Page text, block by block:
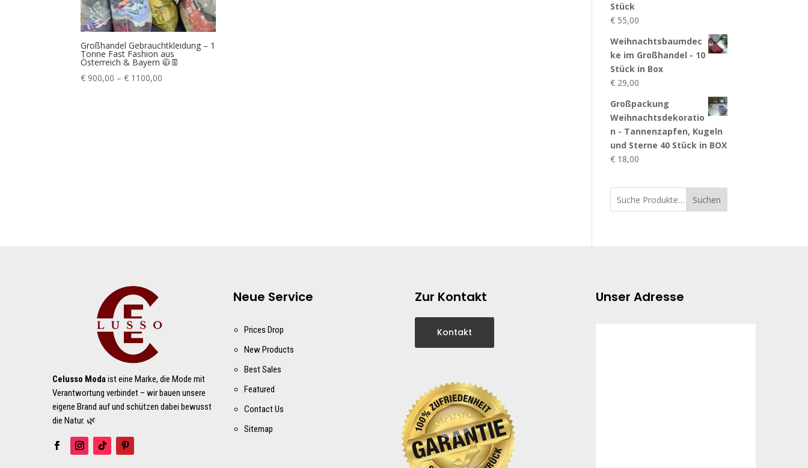
Großhandel Gebrauchtkleidung – 1
Tonne Fast Fashion aus
Österreich & Bayern 🧥👖
€ 900,00 –€ 1100,00
Stück
€ 55,00
Weihnachtsbaumdec
ke im Großhandel - 10
Stück in Box
€ 29,00
Großpackung
Weihnachtsdekoratio
n - Tannenzapfen, Kugeln
und Sterne 40 Stück in BOX
€ 18,00
Suchen
Celusso Modaist eine Marke, die Mode mit
Verantwortung verbindet – wir bauen unsere
eigene Brand auf und schützen dabei bewusst
die Natur. 🌿
Neue Service
Prices Drop
New Products
Best Sales
Featured
Contact Us
Sitemap
Zur Kontakt
Kontakt
Unser Adresse